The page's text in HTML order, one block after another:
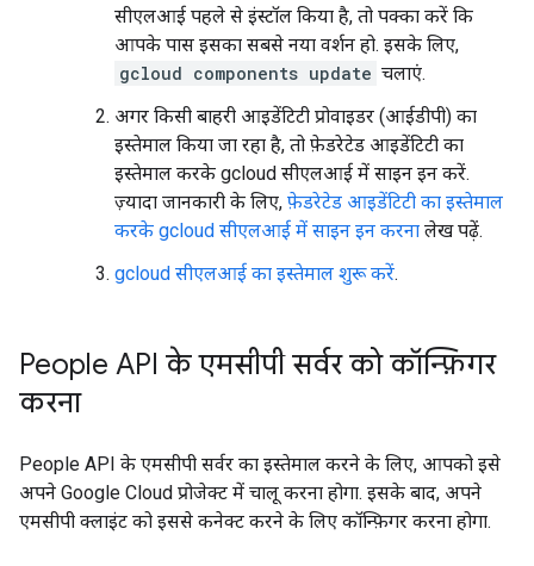
सीएलआई पहले से इंस्टॉल किया है, तो पक्का करें कि
आपके पास इसका सबसे नया वर्शन हो. इसके लिए,
gcloud components update चलाएं.
अगर किसी बाहरी आइडेंटिटी प्रोवाइडर (आईडीपी) का
इस्तेमाल किया जा रहा है, तो फ़ेडरेटेड आइडेंटिटी का
इस्तेमाल करके gcloud सीएलआई में साइन इन करें.
ज़्यादा जानकारी के लिए, फ़ेडरेटेड आइडेंटिटी का इस्तेमाल
करके gcloud सीएलआई में साइन इन करना लेख पढ़ें.
gcloud सीएलआई का इस्तेमाल शुरू करें.
People API के एमसीपी सर्वर को कॉन्फ़िगर
करना
People API के एमसीपी सर्वर का इस्तेमाल करने के लिए, आपको इसे
अपने Google Cloud प्रोजेक्ट में चालू करना होगा. इसके बाद, अपने
एमसीपी क्लाइंट को इससे कनेक्ट करने के लिए कॉन्फ़िगर करना होगा.